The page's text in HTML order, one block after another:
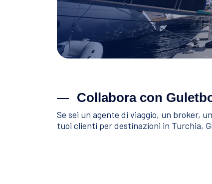
Collabora con
Se sei un agente di viaggio, un broker,
tuoi clienti per destinazioni in Turchia,